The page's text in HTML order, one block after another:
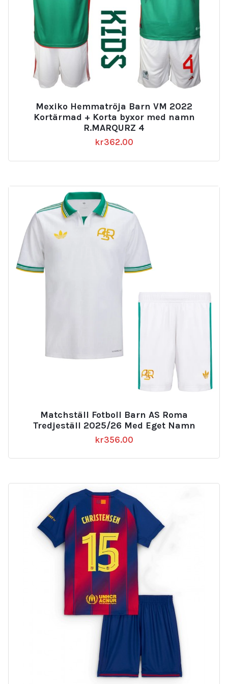
Mexiko Hemmatröja Barn VM 2022
Kortärmad + Korta byxor med namn
R.MARQURZ 4
kr362.00
Matchställ Fotboll Barn AS Roma
Tredjeställ 2025/26 Med Eget Namn
kr356.00